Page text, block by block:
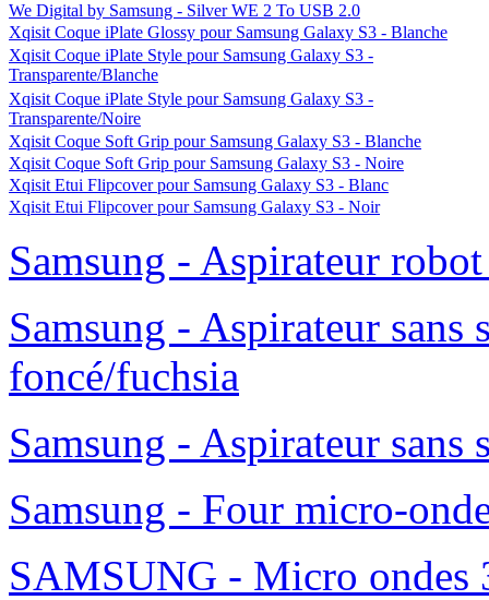
We Digital by Samsung - Silver WE 2 To USB 2.0
Xqisit Coque iPlate Glossy pour Samsung Galaxy S3 - Blanche
Xqisit Coque iPlate Style pour Samsung Galaxy S3 -
Transparente/Blanche
Xqisit Coque iPlate Style pour Samsung Galaxy S3 -
Transparente/Noire
Xqisit Coque Soft Grip pour Samsung Galaxy S3 - Blanche
Xqisit Coque Soft Grip pour Samsung Galaxy S3 - Noire
Xqisit Etui Flipcover pour Samsung Galaxy S3 - Blanc
Xqisit Etui Flipcover pour Samsung Galaxy S3 - Noir
Samsung - Aspirateur
Samsung - Aspirateur
foncé/fuchsia
Samsung - Aspirateur sans
Samsung - Four micro-
SAMSUNG - Micro